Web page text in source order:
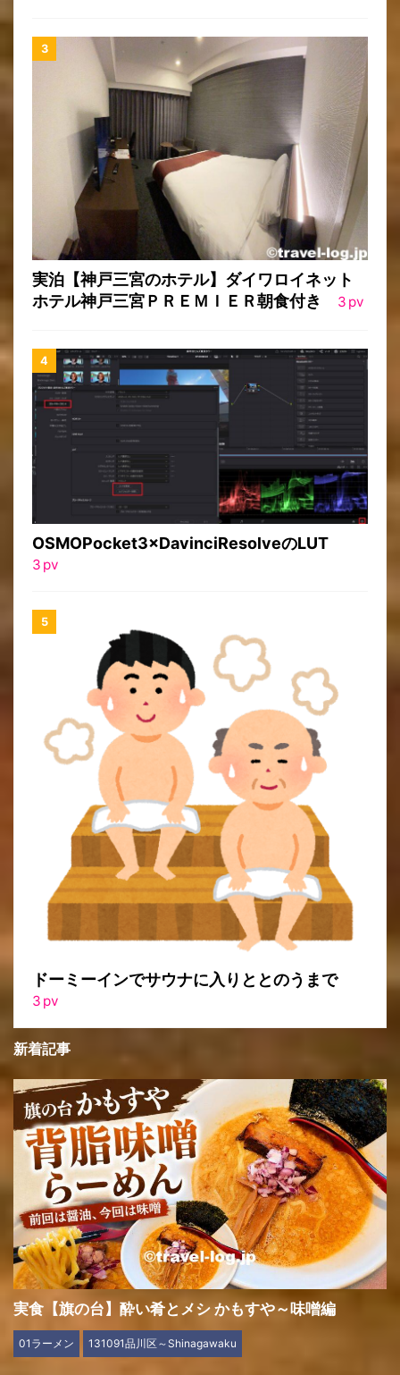
実泊【神戸三宮のホテル】ダイワロイネット
ホテル神戸三宮ＰＲＥＭＩＥＲ朝食付き
3 pv
OSMOPocket3×DavinciResolveのLUT
3 pv
ドーミーインでサウナに入りととのうまで
3 pv
新着記事
実食【旗の台】酔い肴とメシ かもすや～味噌編
01ラーメン 131091品川区～Shinagawaku